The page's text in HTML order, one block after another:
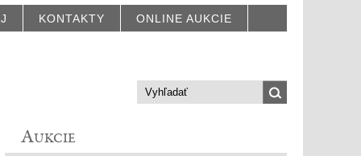
KONTAKTY ONLINE AUKCIE
Aukcie